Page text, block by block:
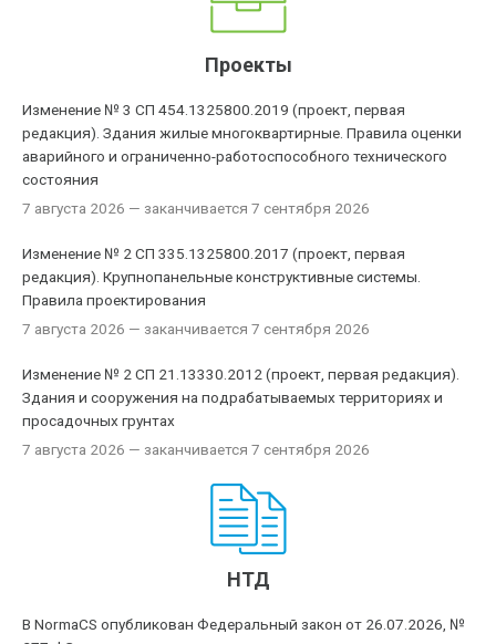
Проекты
Изменение № 3 СП 454.1325800.2019 (проект, первая
редакция). Здания жилые многоквартирные. Правила оценки
аварийного и ограниченно-работоспособного технического
состояния
7 августа 2026 — заканчивается 7 сентября 2026
Изменение № 2 СП 335.1325800.2017 (проект, первая
редакция). Крупнопанельные конструктивные системы.
Правила проектирования
7 августа 2026 — заканчивается 7 сентября 2026
Изменение № 2 СП 21.13330.2012 (проект, первая редакция).
Здания и сооружения на подрабатываемых территориях и
просадочных грунтах
7 августа 2026 — заканчивается 7 сентября 2026
НТД
В NormaCS опубликован Федеральный закон от 26.07.2026, №